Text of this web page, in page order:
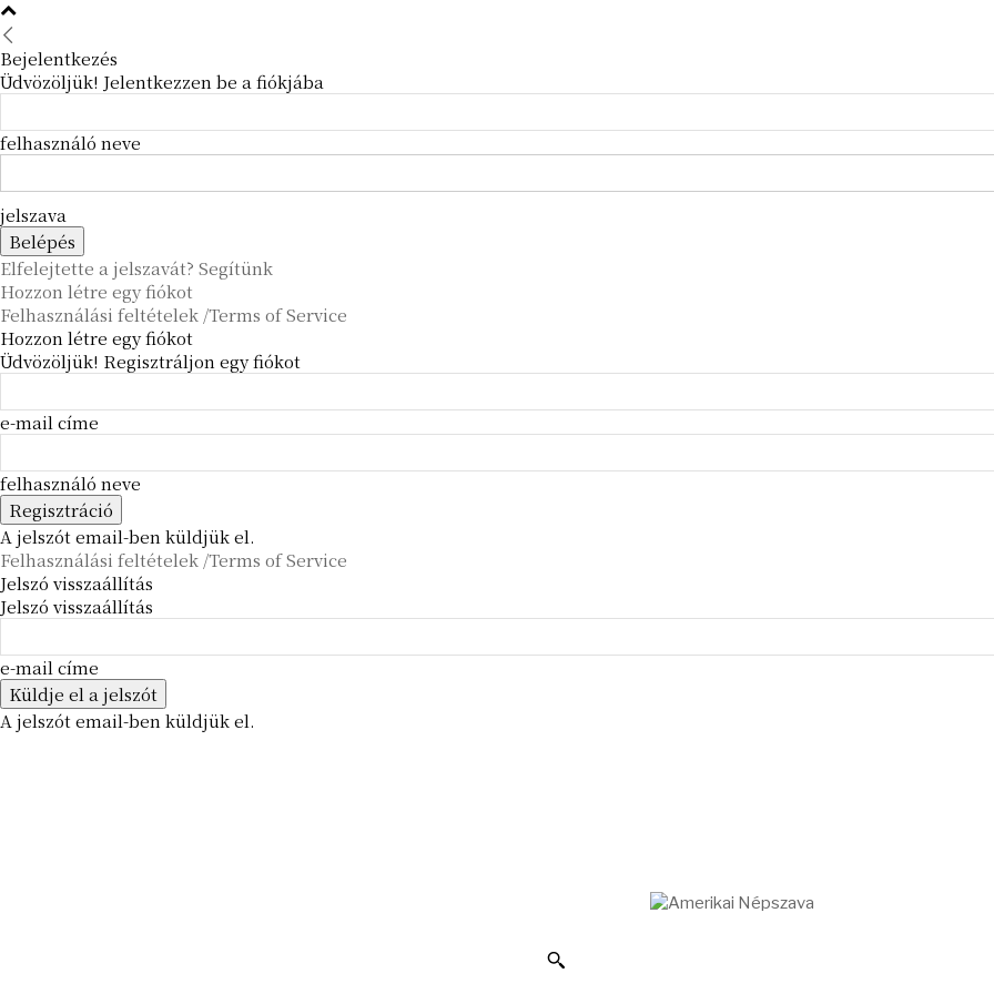
Bejelentkezés
Üdvözöljük! Jelentkezzen be a fiókjába
felhasználó neve
jelszava
Elfelejtette a jelszavát? Segítünk
Hozzon létre egy fiókot
Felhasználási feltételek /Terms of Service
Hozzon létre egy fiókot
Üdvözöljük! Regisztráljon egy fiókot
e-mail címe
felhasználó neve
A jelszót email-ben küldjük el.
Felhasználási feltételek /Terms of Service
Jelszó visszaállítás
Jelszó visszaállítás
e-mail címe
A jelszót email-ben küldjük el.